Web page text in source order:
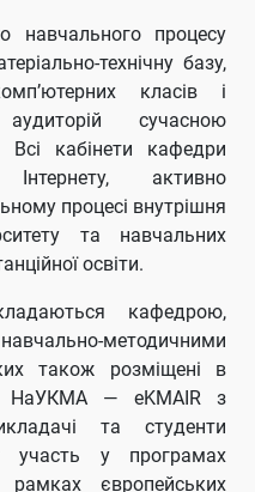
навчального процесу
технічну базу,
класів і
сучасною
Всі кабінети кафедри
активно
процесі внутрішня
та навчальних
освіти.
кафедрою,
методичними
також розміщені в
НаУКМА — eKMAIR з
та студенти
участь у програмах
рамках європейських